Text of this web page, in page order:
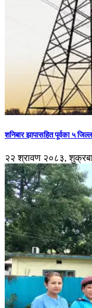
शनिबार झापासहित पूर्वका ५
२२ श्रावण २०८३,